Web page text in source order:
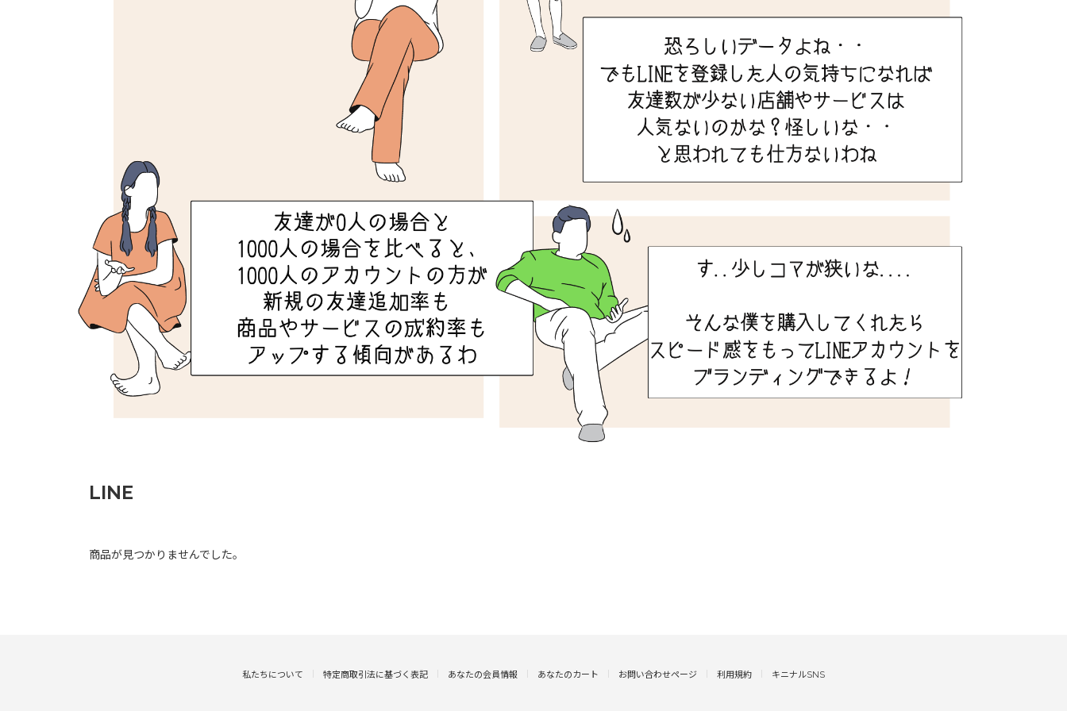
LINE
商品が見つかりませんでした。
私たちについて 特定商取引法に基づく表記 あなたの会員情報 あなたのカート お問い合わせページ 利用規約 キニナルSNS